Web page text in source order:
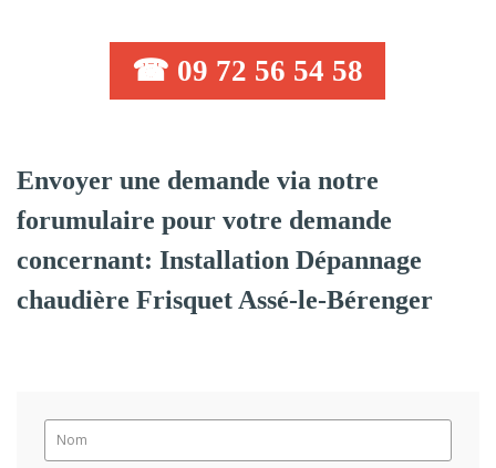
☎ 09 72 56 54 58
Envoyer une demande via notre
forumulaire pour votre demande
concernant: Installation Dépannage
chaudière Frisquet Assé-le-Bérenger